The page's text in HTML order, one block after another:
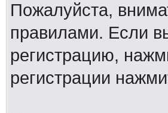
Пожалуйста,
правилами. Если
регистрацию,
регистрации